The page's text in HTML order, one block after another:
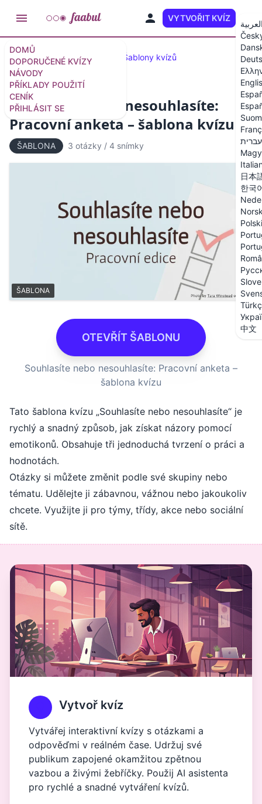
DOMŮ
DOPORUČENÉ KVÍZY
NÁVODY
PŘÍKLADY POUŽITÍ
CENÍK
PŘIHLÁSIT SE
VYTVOŘIT KVÍZ
עברית
日本
한국
Polski
中文
Doporučené kvízy a testy Šablony kvízů
Souhlasíte nebo nesouhlasíte:
Pracovní anketa – šablona kvízu
ŠABLONA 3 otázky / 4 snímky
ŠABLONA
OTEVŘÍT ŠABLONU
Souhlasíte nebo nesouhlasíte: Pracovní anketa –
šablona kvízu
Tato šablona kvízu „Souhlasíte nebo nesouhlasíte“ je
rychlý a snadný způsob, jak získat názory pomocí
emotikonů. Obsahuje tři jednoduchá tvrzení o práci a
hodnotách.
Otázky si můžete změnit podle své skupiny nebo
tématu. Udělejte ji zábavnou, vážnou nebo jakoukoliv
chcete. Využijte ji pro týmy, třídy, akce nebo sociální
sítě.
Vytvoř kvíz
Vytvářej interaktivní kvízy s otázkami a
odpověďmi v reálném čase. Udržuj své
publikum zapojené okamžitou zpětnou
vazbou a živými žebříčky. Použij AI asistenta
pro rychlé a snadné vytváření kvízů.